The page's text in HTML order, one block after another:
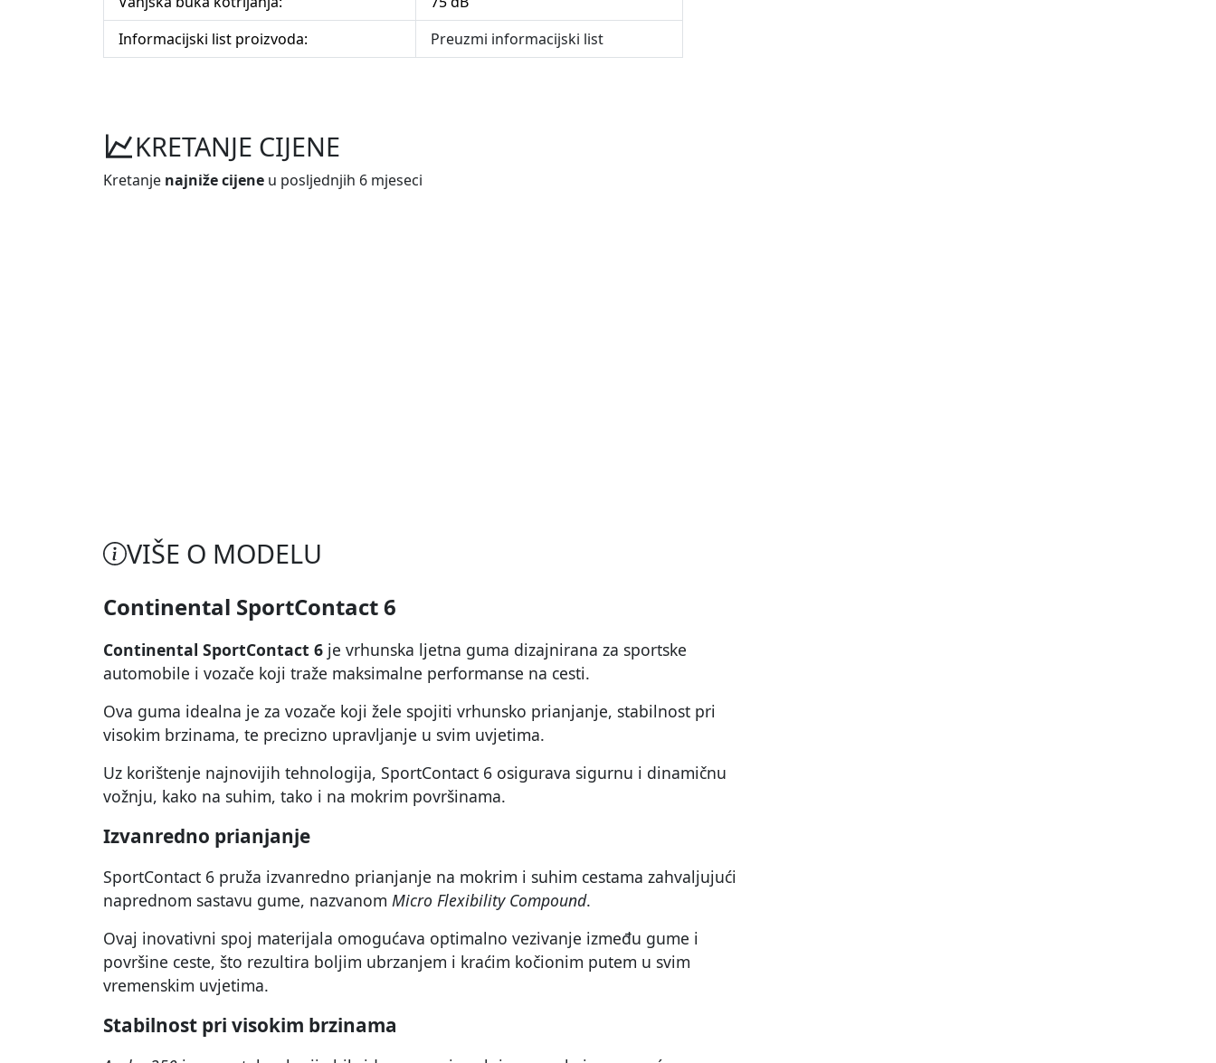
Informacijski list proizvoda:
Preuzmi informacijski list
KRETANJE CIJENE
Kretanje najniže cijene u posljednjih 6 mjeseci
VIŠE O MODELU
Continental SportContact 6
Continental SportContact 6 je vrhunska ljetna guma dizajnirana za sportske
automobile i vozače koji traže maksimalne performanse na cesti.
Ova guma idealna je za vozače koji žele spojiti vrhunsko prianjanje, stabilnost pri
visokim brzinama, te precizno upravljanje u svim uvjetima.
Uz korištenje najnovijih tehnologija, SportContact 6 osigurava sigurnu i dinamičnu
vožnju, kako na suhim, tako i na mokrim površinama.
Izvanredno prianjanje
SportContact 6 pruža izvanredno prianjanje na mokrim i suhim cestama zahvaljujući
naprednom sastavu gume, nazvanom Micro Flexibility Compound.
Ovaj inovativni spoj materijala omogućava optimalno vezivanje između gume i
površine ceste, što rezultira boljim ubrzanjem i kraćim kočionim putem u svim
vremenskim uvjetima.
Stabilnost pri visokim brzinama